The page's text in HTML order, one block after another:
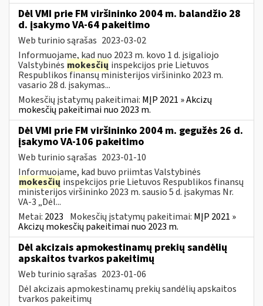
Dėl VMI prie FM viršininko 2004 m. balandžio 28
d. įsakymo VA-64 pakeitimo
Web turinio sąrašas 2023-03-02
Informuojame, kad nuo 2023 m. kovo 1 d. įsigaliojo
Valstybinės mokesčių inspekcijos prie Lietuvos
Respublikos finansų ministerijos viršininko 2023 m.
vasario 28 d. įsakymas...
Mokesčių įstatymų pakeitimai: MĮP 2021 » Akcizų
mokesčių pakeitimai nuo 2023 m.
Dėl VMI prie FM viršininko 2004 m. gegužės 26 d.
įsakymo VA-106 pakeitimo
Web turinio sąrašas 2023-01-10
Informuojame, kad buvo priimtas Valstybinės
mokesčių inspekcijos prie Lietuvos Respublikos finansų
ministerijos viršininko 2023 m. sausio 5 d. įsakymas Nr.
VA-3 „Dėl...
Metai: 2023 Mokesčių įstatymų pakeitimai: MĮP 2021 »
Akcizų mokesčių pakeitimai nuo 2023 m.
Dėl akcizais apmokestinamų prekių sandėlių
apskaitos tvarkos pakeitimų
Web turinio sąrašas 2023-01-06
Dėl akcizais apmokestinamų prekių sandėlių apskaitos
tvarkos pakeitimų